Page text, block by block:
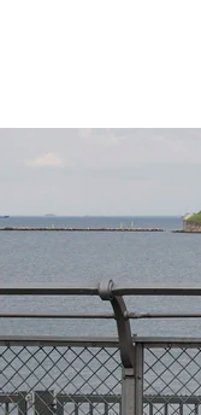
verlag
verlag
veranstaltungen